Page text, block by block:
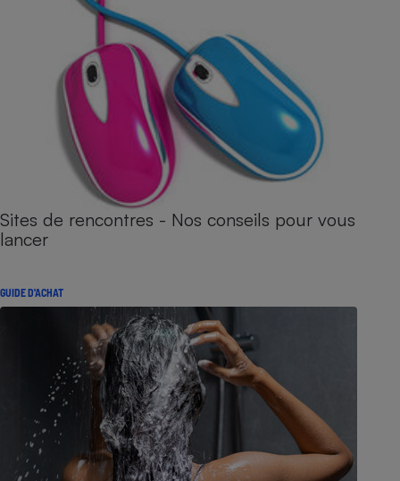
Sites de rencontres - Nos conseils pour vous
lancer
GUIDE D'ACHAT